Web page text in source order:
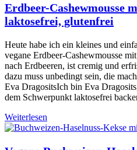
Erdbeer-Cashewmousse
laktosefrei, glutenfrei
Heute habe ich ein kleines und
vegane Erdbeer-Cashewmousse
nach Erdbeeren, ist cremig und
dazu muss unbedingt sein, die
Eva DragositsIch bin Eva
dem Schwerpunkt laktosefrei
Weiterlesen